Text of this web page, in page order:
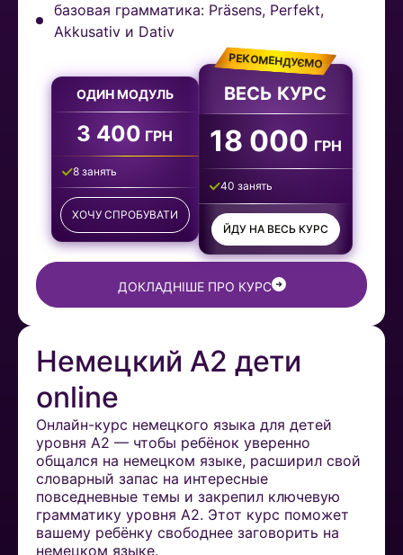
базовая грамматика: Präsens, Perfekt,
Akkusativ и Dativ
ОДИН МОДУЛЬ
3 400 ГРН
8 занять
ХОЧУ СПРОБУВАТИ
РЕКОМЕНДУЄМО
ВЕСЬ КУРС
18 000 ГРН
40 занять
ЙДУ НА ВЕСЬ КУРС
ДОКЛАДНІШЕ ПРО КУРС
Немецкий A2 дети
online
Онлайн-курс немецкого языка для детей
уровня A2 — чтобы ребёнок уверенно
общался на немецком языке, расширил свой
словарный запас на интересные
повседневные темы и закрепил ключевую
грамматику уровня A2. Этот курс поможет
вашему ребёнку свободнее заговорить на
немецком языке.